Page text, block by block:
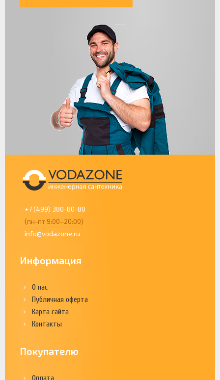
+7 (499) 380-80-80
(пн-пт 9:00–20:00)
info@vodazone.ru
Информация
О нас
Публичная оферта
Карта сайта
Контакты
Покупателю
Оплата